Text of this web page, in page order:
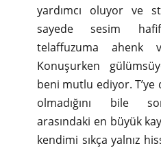
yardımcı oluyor ve
sayede sesim
telaffuzuma ahenk
Konuşurken
beni mutlu ediyor.
olmadığını bile
arasındaki en büyük
kendimi sıkça yalnız